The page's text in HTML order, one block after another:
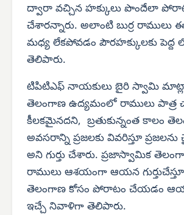
ద్వారా వచ్చిన హక్కులు పొందేలా
చేశారన్నారు. అలాంటి బుర్ర రాములు
మధ్య లేకపోవడం పౌరహక్కులకు
తెలిపారు.
టిపిటిఎఫ్ నాయకులు బైరి స్వామి
తెలంగాణ ఉద్యమంలో రాములు
కీలకమైనదని, బ్రతుకున్నంత కాలం
అవసరాన్ని ప్రజలకు వివరిస్తూ
అని గుర్తు చేశారు. ప్రజాస్వామిక
రాములు ఆశయంగా ఆయన
తెలంగాణ కోసం పోరాటం చేయడం
ఇచ్చే నివాళిగా తెలిపారు.